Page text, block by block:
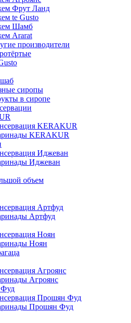
Фрут Ланд
te Gusto
Шамб
Ararat
производители
сиропы
в сиропе
KERAKUR
KERAKUR
Иджеван
Иджеван
объем
Артфуд
Артфуд
Ноян
Ноян
Агроянс
Агроянс
Прошян Фуд
Прошян Фуд